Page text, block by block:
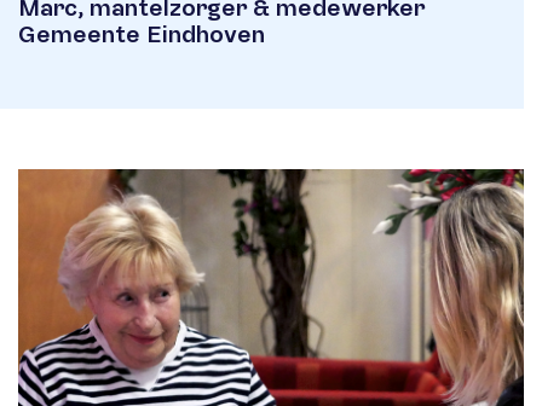
Marc, mantelzorger & medewerker
Gemeente Eindhoven